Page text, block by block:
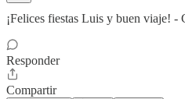
¡Felices fiestas Luis y buen viaje! -
Responder
Compartir